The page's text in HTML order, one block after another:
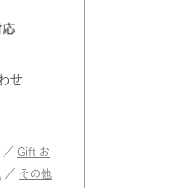
せ
／ Gift お
／ その他